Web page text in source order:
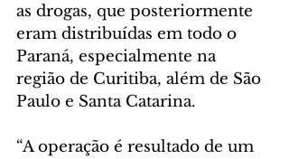
as drogas, que posteriormente
eram distribuídas em todo o
Paraná, especialmente na
região de Curitiba, além de São
Paulo e Santa Catarina.
“A operação é resultado de um